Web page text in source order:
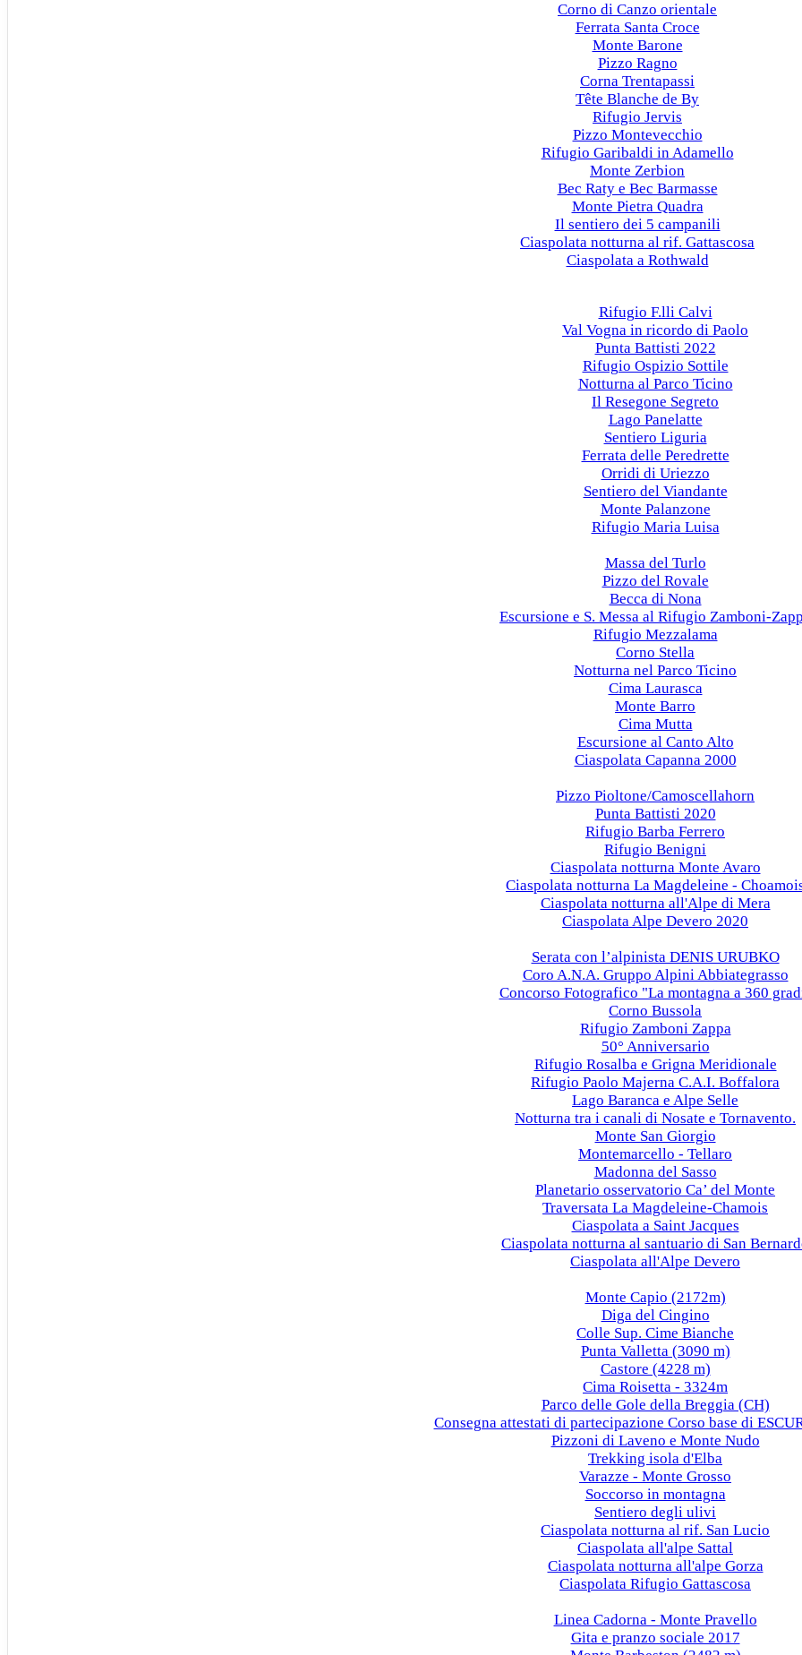
Corno di Canzo orientale
Ferrata Santa Croce
Monte Barone
Pizzo Ragno
Corna Trentapassi
Tête Blanche de By
Rifugio Jervis
Pizzo Montevecchio
Rifugio Garibaldi in Adamello
Monte Zerbion
Bec Raty e Bec Barmasse
Monte Pietra Quadra
Il sentiero dei 5 campanili
Ciaspolata notturna al rif. Gattascosa
Ciaspolata a Rothwald
Rifugio F.lli Calvi
Val Vogna in ricordo di Paolo
Punta Battisti 2022
Rifugio Ospizio Sottile
Notturna al Parco Ticino
Il Resegone Segreto
Lago Panelatte
Sentiero Liguria
Ferrata delle Peredrette
Orridi di Uriezzo
Sentiero del Viandante
Monte Palanzone
Rifugio Maria Luisa
Massa del Turlo
Pizzo del Rovale
Becca di Nona
Escursione e S. Messa al Rifugio Zamboni-
Rifugio Mezzalama
Corno Stella
Notturna nel Parco Ticino
Cima Laurasca
Monte Barro
Cima Mutta
Escursione al Canto Alto
Ciaspolata Capanna 2000
Pizzo Pioltone/Camoscellahorn
Punta Battisti 2020
Rifugio Barba Ferrero
Rifugio Benigni
Ciaspolata notturna Monte Avaro
Ciaspolata notturna La Magdeleine -
Ciaspolata notturna all'Alpe di Mera
Ciaspolata Alpe Devero 2020
Serata con l’alpinista DENIS URUBKO
Coro A.N.A. Gruppo Alpini Abbiategrasso
Concorso Fotografico "La montagna a 360
Corno Bussola
Rifugio Zamboni Zappa
50° Anniversario
Rifugio Rosalba e Grigna Meridionale
Rifugio Paolo Majerna C.A.I. Boffalora
Lago Baranca e Alpe Selle
Notturna tra i canali di Nosate e Tornavento.
Monte San Giorgio
Montemarcello - Tellaro
Madonna del Sasso
Planetario osservatorio Ca’ del Monte
Traversata La Magdeleine-Chamois
Ciaspolata a Saint Jacques
Ciaspolata notturna al santuario di San
Ciaspolata all'Alpe Devero
Monte Capio (2172m)
Diga del Cingino
Colle Sup. Cime Bianche
Punta Valletta (3090 m)
Castore (4228 m)
Cima Roisetta - 3324m
Parco delle Gole della Breggia (CH)
Consegna attestati di partecipazione Corso base di
Pizzoni di Laveno e Monte Nudo
Trekking isola d'Elba
Varazze - Monte Grosso
Soccorso in montagna
Sentiero degli ulivi
Ciaspolata notturna al rif. San Lucio
Ciaspolata all'alpe Sattal
Ciaspolata notturna all'alpe Gorza
Ciaspolata Rifugio Gattascosa
Linea Cadorna - Monte Pravello
Gita e pranzo sociale 2017